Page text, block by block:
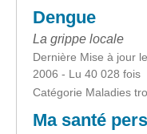
Dengue
La grippe locale
Dernière Mise à jour
2006 - Lu 40 028 fois
Catégorie Maladies
Ma santé